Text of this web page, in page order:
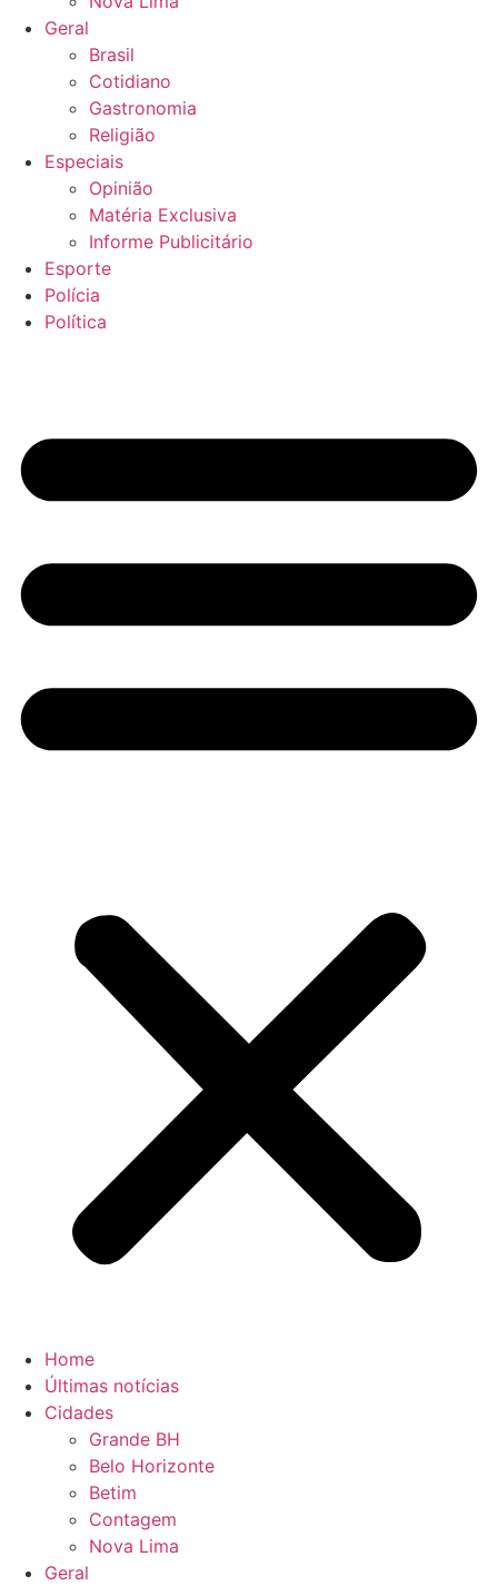
Geral
Brasil
Cotidiano
Gastronomia
Religião
Especiais
Opinião
Matéria Exclusiva
Informe Publicitário
Esporte
Polícia
Política
Home
Últimas notícias
Cidades
Grande BH
Belo Horizonte
Betim
Contagem
Nova Lima
Geral